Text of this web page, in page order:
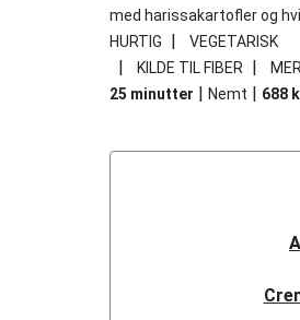
med harissakartofler og
HURTIG
| VEGETARISK
| KILDE TIL FIBER |
25 minutter | Nemt | 688